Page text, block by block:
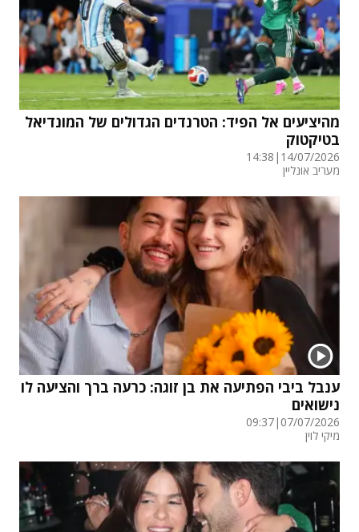
מהיציעים אל הפיד: הטרנדים הגדולים של המונדיאל
בטיקטוק
14/07/2026
|
14:38
מעריב אונליין
ענבל ביבי הפתיעה את בן זוגה: כרעה ברך והציעה לו
נישואים
07/07/2026
|
09:37
מיקי לוין